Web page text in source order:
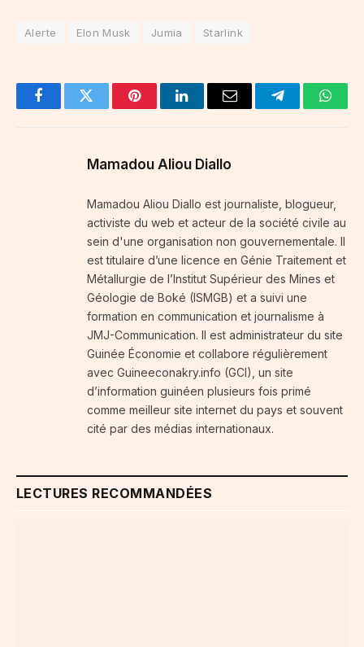
Alerte Elon Musk Jumia Starlink
FacebookTwitter PinterestLinkedInEmail Telegram
Mamadou Aliou Diallo
Mamadou Aliou Diallo est journaliste, blogueur,
activiste du web et acteur de la société civile au
sein d'une organisation non gouvernementale. Il
est titulaire d’une licence en Génie Traitement et
Métallurgie de l’Institut Supérieur des Mines et
Géologie de Boké (ISMGB) et a suivi une
formation en communication et journalisme à
JMJ-Communication. Il est administrateur du site
Guinée Économie et collabore régulièrement
avec Guineeconakry.info (GCI), un site
d’information guinéen plusieurs fois primé
comme meilleur site internet du pays et souvent
cité par des médias internationaux.
LECTURES RECOMMANDÉES